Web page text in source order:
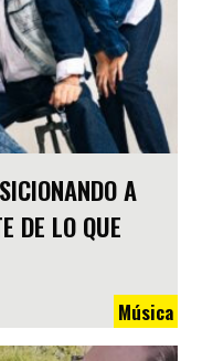
A
DE LO QUE
Música